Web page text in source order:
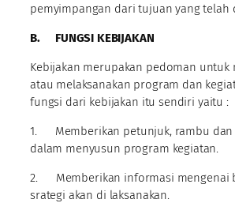
pemyimpangan dari tujuan yang telah
B. FUNGSI KEBIJAKAN
Kebijakan merupakan pedoman untuk
atau melaksanakan program dan
fungsi dari kebijakan itu sendiri yaitu :
1. Memberikan petunjuk, rambu dan
dalam menyusun program kegiatan.
2. Memberikan informasi mengenai
srategi akan di laksanakan.